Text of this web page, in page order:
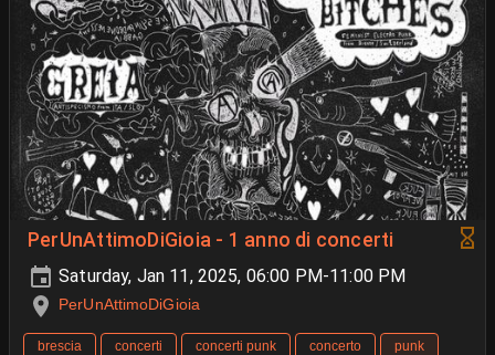
PerUnAttimoDiGioia - 1 anno di concerti
Saturday, Jan 11, 2025, 06:00 PM-11:00 PM
PerUnAttimoDiGioia
brescia concerti concerti punk concerto
punk